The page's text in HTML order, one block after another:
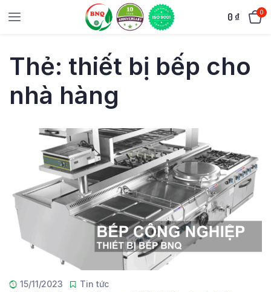
0 ₫ 0
Thẻ: thiết bị bếp cho
nhà hàng
15/11/2023
Tin tức